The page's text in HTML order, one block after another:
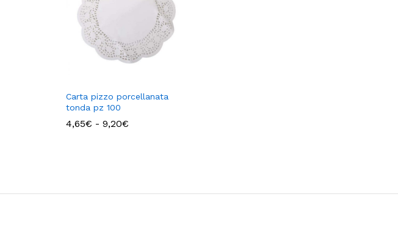
Carta pizzo porcellanata
tonda pz 100
4,65€ - 9,20€